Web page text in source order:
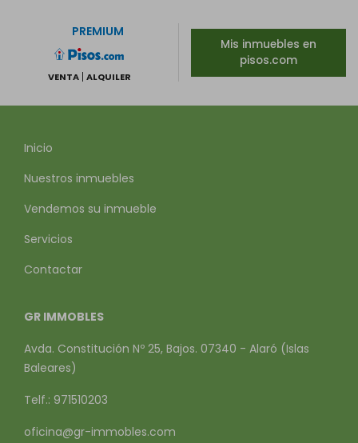
PREMIUM
VENTA ALQUILER
Mis inmuebles en
pisos.com
Inicio
Nuestros inmuebles
Vendemos su inmueble
Servicios
Contactar
GR IMMOBLES
Avda. Constitución Nº 25, Bajos. 07340 - Alaró (Islas
Baleares)
Telf.: 971510203
oficina@gr-immobles.com